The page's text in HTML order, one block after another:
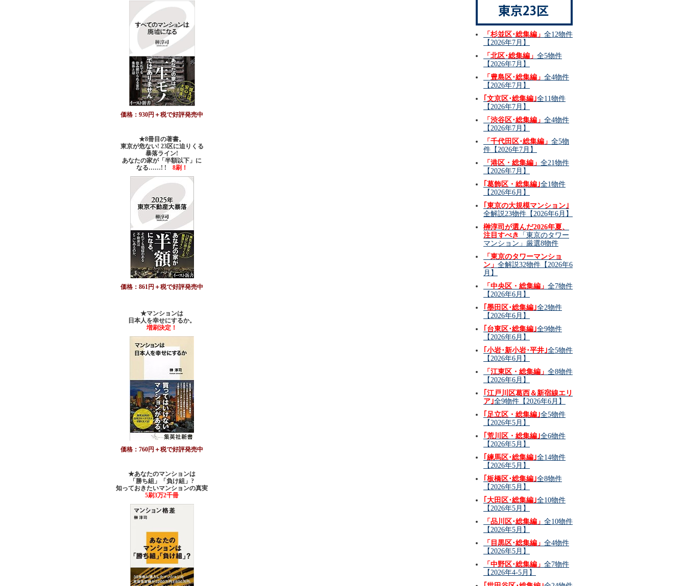
価格：930円＋税で好評発売中
★8冊目の著書。
東京が危ない! 23区に迫りくる
暴落ライン!
あなたの家が「半額以下」に
なる……! ! 8刷！
価格：861円＋税で好評発売中
★マンションは
日本人を幸せにするか。
増刷決定！
価格：760円＋税で好評発売中
★あなたのマンションは
「勝ち組」「負け組」?
知っておきたいマンションの真実
5刷3万2千冊
「杉並区･総集編」 全12物件
【2026年7月】
「北区･総集編」 全5物件
【2026年7月】
「豊島区･総集編」 全4物件
【2026年7月】
｢文京区･総集編｣全11物件
【2026年7月】
「渋谷区･総集編」 全4物件
【2026年7月】
「千代田区･総集編」 全5物
件【2026年7月】
「港区・総集編」 全21物件
【2026年7月】
｢葛飾区・総集編｣全1物件
【2026年6月】
｢東京の大規模マンション｣
全解説23物件【2026年6月】
榊淳司が選んだ2026年夏、
注目すべき
「東京のタワー
マンション」厳選8物件
「東京のタワーマンショ
ン」 全解説32物件【2026年6
月】
「中央区・総集編」 全7物件
【2026年6月】
｢墨田区･総集編｣全2物件
【2026年6月】
｢台東区･総集編｣全9物件
【2026年6月】
｢小岩･新小岩･平井｣全5物件
【2026年6月】
「江東区・総集編」 全8物件
【2026年6月】
｢江戸川区葛西＆新宿線エリ
ア｣全9物件【2026年6月】
｢足立区・総集編｣全5物件
【2026年5月】
｢荒川区・総集編｣全6物件
【2026年5月】
｢練馬区･総集編｣全14物件
【2026年5月】
｢板橋区･総集編｣全8物件
【2026年5月】
｢大田区･総集編｣全10物件
【2026年5月】
「品川区･総集編」 全10物件
【2026年5月】
「目黒区･総集編」 全4物件
【2026年5月】
「中野区･総集編」 全7物件
【2026年4-5月】